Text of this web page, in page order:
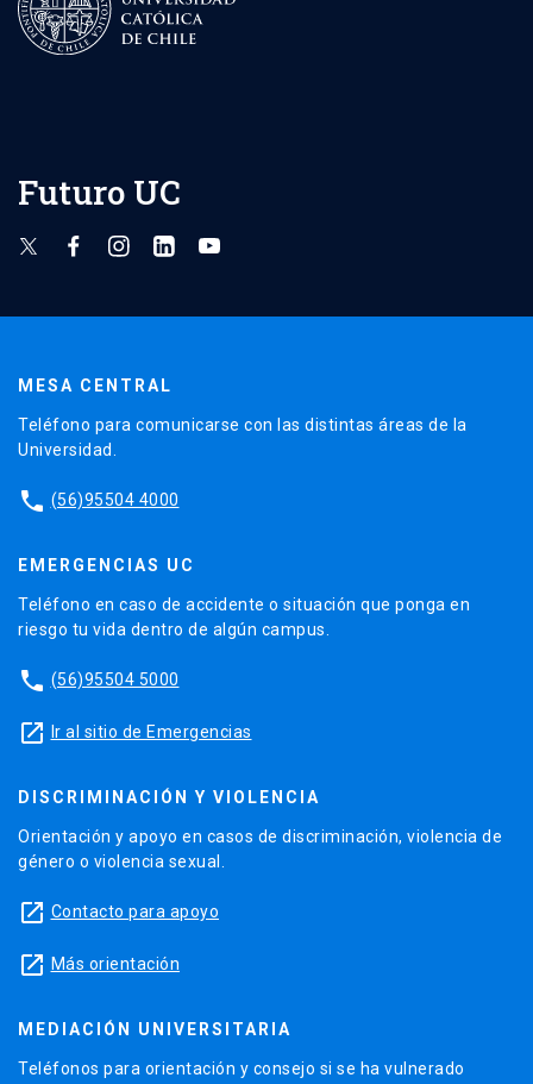
Futuro UC
MESA CENTRAL
Teléfono para comunicarse con las distintas áreas de la
Universidad.
phone (56)95504 4000
EMERGENCIAS UC
Teléfono en caso de accidente o situación que ponga en
riesgo tu vida dentro de algún campus.
phone (56)95504 5000
launch Ir al sitio de Emergencias
DISCRIMINACIÓN Y VIOLENCIA
Orientación y apoyo en casos de discriminación, violencia de
género o violencia sexual.
launch Contacto para apoyo
launch Más orientación
MEDIACIÓN UNIVERSITARIA
Teléfonos para orientación y consejo si se ha vulnerado